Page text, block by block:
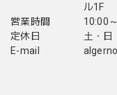
ル1F
営業時間
10:00
定休日
土・日
E-mail